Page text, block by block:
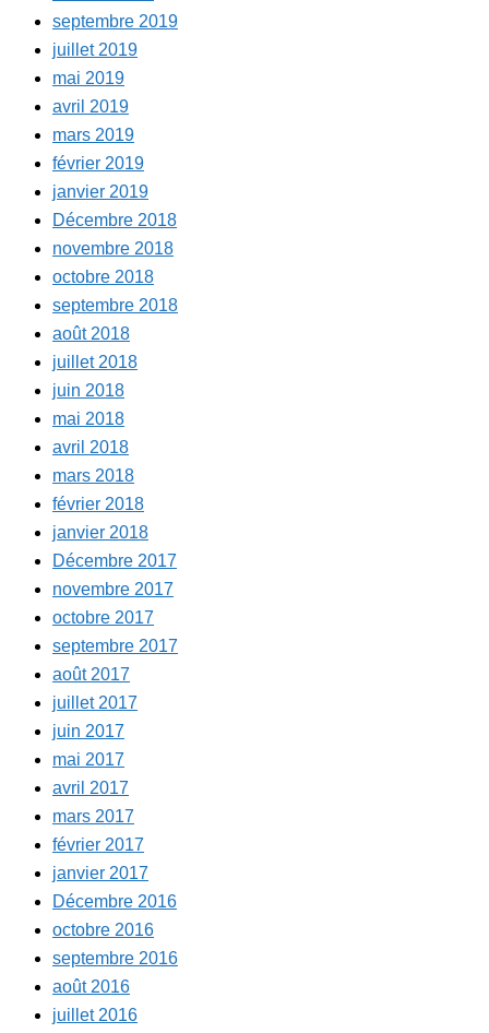
septembre 2019
juillet 2019
mai 2019
avril 2019
mars 2019
février 2019
janvier 2019
Décembre 2018
novembre 2018
octobre 2018
septembre 2018
août 2018
juillet 2018
juin 2018
mai 2018
avril 2018
mars 2018
février 2018
janvier 2018
Décembre 2017
novembre 2017
octobre 2017
septembre 2017
août 2017
juillet 2017
juin 2017
mai 2017
avril 2017
mars 2017
février 2017
janvier 2017
Décembre 2016
octobre 2016
septembre 2016
août 2016
juillet 2016